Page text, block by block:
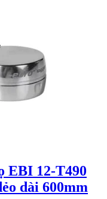
EBI 12-T490
dài 600mm